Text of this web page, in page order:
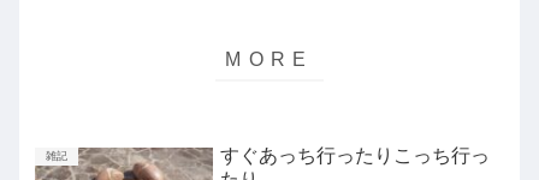
雑記
すぐあっち行ったりこっち行っ